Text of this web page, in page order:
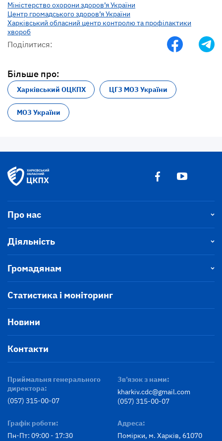
Міністерство охорони здоров’я України
Центр громадського здоров’я України
Харківський обласний центр контролю та профілактики
хвороб
Поділитися:
Більше про:
Харківський ОЦКПХ ЦГЗ МОЗ України
МОЗ України
Про нас
Діяльність
Громадянам
Статистика і моніторинг
Новини
Контакти
Приймальня генерального
директора:
(057) 315-00-07
Зв’язок з нами:
kharkiv.cdc@gmail.com
(057) 315-00-07
Графік роботи:
Пн-Пт: 09:00 - 17:30
Адреса:
Помірки, м. Харків, 61070